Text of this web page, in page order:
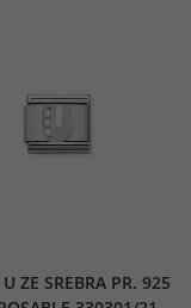
ZE SREBRA PR. 925